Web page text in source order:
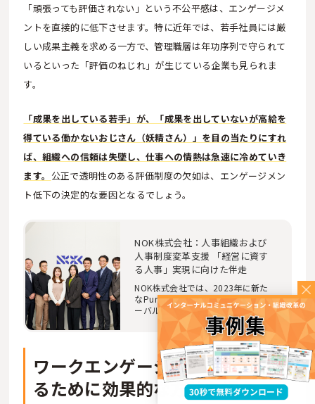
「頑張っても評価されない」という不公平感は、エンゲージメ
ントを直接的に低下させます。特に近年では、若手社員には厳
しい成果主義を求める一方で、管理職層は年功序列で守られて
いるといった「評価のねじれ」が生じている企業も見られま
す。
「成果を出している若手」が、「成果を出していないが高給を
得ている働かないおじさん（妖精さん）」を目の当たりにすれ
ば、組織への信頼は失墜し、仕事への情熱は急速に冷めていき
ます。 公正で透明性のある評価制度の欠如は、エンゲージメン
ト低下の決定的な要因となるでしょう。
NOK株式会社：人事組織および
人事制度変革支援 「経営に資す
る人事」実現に向けた伴走
NOK株式会社では、2023年に新た
なPurpose・Valuesを策定し、グロ
ーバル企業への変革を進めていま
す。これに伴って人…
ワークエンゲージメントを高め
るために効果的な方法を紹介